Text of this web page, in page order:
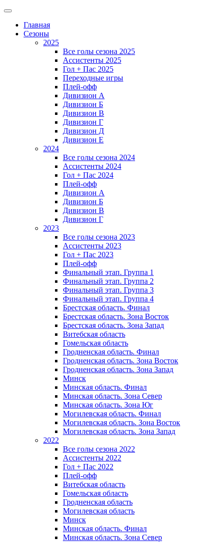
Главная
Сезоны
2025
Все голы сезона 2025
Ассистенты 2025
Гол + Пас 2025
Переходные игры
Плей-офф
Дивизион A
Дивизион Б
Дивизион В
Дивизион Г
Дивизион Д
Дивизион Е
2024
Все голы сезона 2024
Ассистенты 2024
Гол + Пас 2024
Плей-офф
Дивизион A
Дивизион Б
Дивизион В
Дивизион Г
2023
Все голы сезона 2023
Ассистенты 2023
Гол + Пас 2023
Плей-офф
Финальный этап. Группа 1
Финальный этап. Группа 2
Финальный этап. Группа 3
Финальный этап. Группа 4
Брестская область. Финал
Брестская область. Зона Восток
Брестская область. Зона Запад
Витебская область
Гомельская область
Гродненская область. Финал
Гродненская область. Зона Восток
Гродненская область. Зона Запад
Минск
Минская область. Финал
Минская область. Зона Север
Минская область. Зона Юг
Могилевская область. Финал
Могилевская область. Зона Восток
Могилевская область. Зона Запад
2022
Все голы сезона 2022
Ассистенты 2022
Гол + Пас 2022
Плей-офф
Витебская область
Гомельская область
Гродненская область
Могилевская область
Минск
Mинская область. Финал
Минская область. Зона Север